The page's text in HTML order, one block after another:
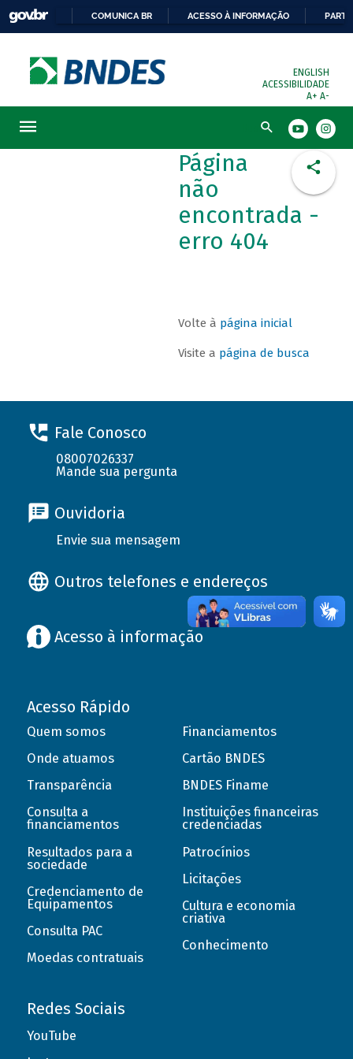
COMUNICA BR ACESSO À INFORMAÇÃO
ENGLISH
ACESSIBILIDADE
A+ A-
Busca
Página
não
encontrada -
erro 404
Volte à página inicial
Visite a página de busca
Fale Conosco
08007026337
Mande sua pergunta
Ouvidoria
Envie sua mensagem
Outros telefones e endereços
Acesso à informação
Acesso Rápido
Quem somos
Onde atuamos
Transparência
Consulta a
financiamentos
Resultados para a
sociedade
Credenciamento de
Equipamentos
Consulta PAC
Moedas contratuais
Financiamentos
Cartão BNDES
BNDES Finame
Instituições financeiras
credenciadas
Patrocínios
Licitações
Cultura e economia
criativa
Conhecimento
Redes Sociais
YouTube